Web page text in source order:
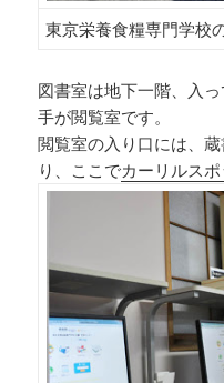
東京栄養食糧専門学校
図書室は地下一階、入
手が閲覧室です。
閲覧室の入り口には、
り、ここでカーリルス